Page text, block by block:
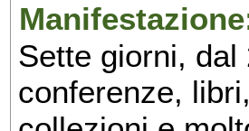
Sette giorni,
conferenze,